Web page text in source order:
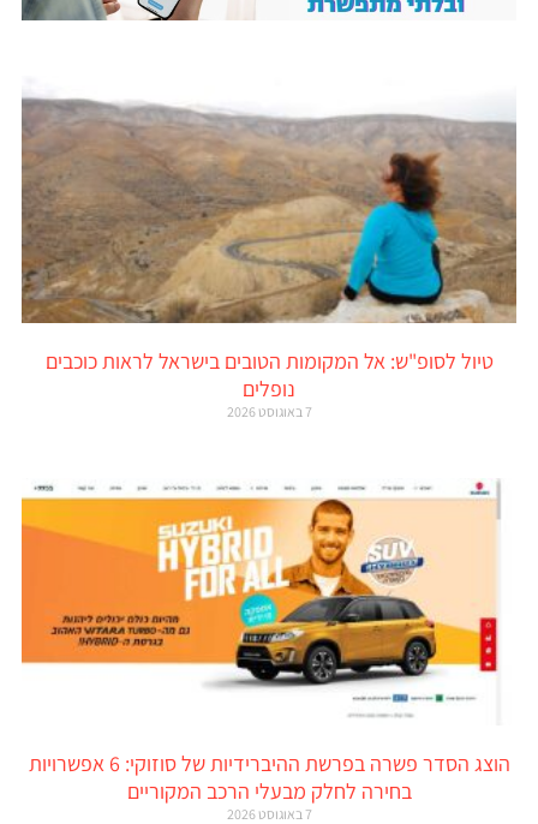
טיול לסופ"ש: אל המקומות הטובים בישראל לראות כוכבים
נופלים
7 באוגוסט 2026
הוצג הסדר פשרה בפרשת ההיברידיות של סוזוקי: 6 אפשרויות
בחירה לחלק מבעלי הרכב המקוריים
7 באוגוסט 2026